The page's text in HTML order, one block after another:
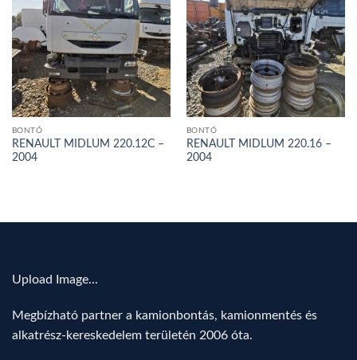
BONTÓ
RENAULT MIDLUM 220.12C –
2004
BONTÓ
RENAULT MIDLUM 220.16 –
2004
Upload Image...
Megbízható partner a kamionbontás, kamionmentés és
alkatrész-kereskedelem területén 2006 óta.